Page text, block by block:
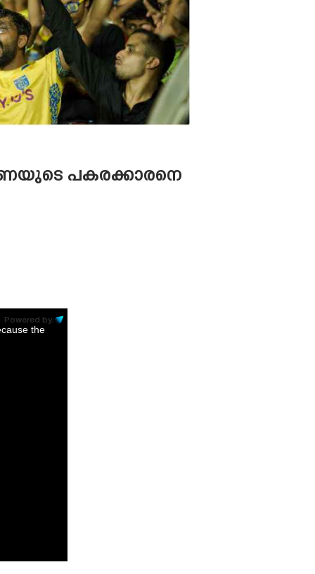
പകരക്കാരനെ
Powered by:
the